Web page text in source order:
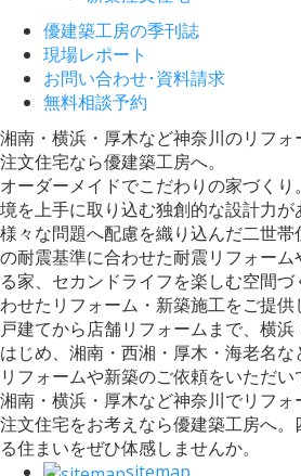
優建築工房の季刊誌
現場レポート
お問い合わせ･資料請求
無料相談予約
湘南・横浜・厚木など神奈川のリフォ
注文住宅なら優建築工房へ。
オーダーメイドでこだわりの家づく
境を上手に取り込む独創的な設計力
様々な問題へ配慮を織り込んだ二世
の耐震基準に合わせた耐震リフォー
る家、セカンドライフを楽しむ空間
わせたリフォーム・新築施工をご提
戸建てから店舗リフォームまで、横
はじめ、湘南・西湘・厚木・海老名
リフォームや新築のご依頼をいただい
湘南・横浜・厚木など神奈川でリフォ
注文住宅をお考えなら優建築工房へ
る住まいをぜひ体感しませんか。